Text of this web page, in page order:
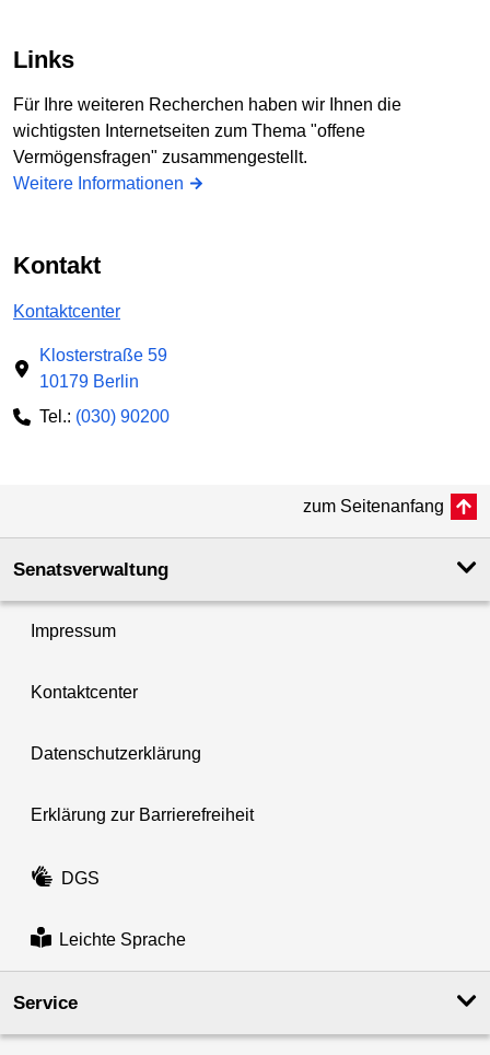
Links
Für Ihre weiteren Recherchen haben wir Ihnen die
wichtigsten Internetseiten zum Thema "offene
Vermögensfragen" zusammengestellt.
Weitere Informationen
Kontakt
Kontaktcenter
Klosterstraße 59
10179 Berlin
Tel.: (030) 90200
zum Seitenanfang
Senatsverwaltung
Impressum
Kontaktcenter
Datenschutzerklärung
Erklärung zur Barrierefreiheit
DGS
Leichte Sprache
Service